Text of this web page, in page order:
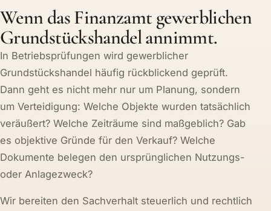
Wenn das Finanzamt gewerblichen
Grundstückshandel annimmt.
In Betriebsprüfungen wird gewerblicher
Grundstückshandel häufig rückblickend geprüft.
Dann geht es nicht mehr nur um Planung, sondern
um Verteidigung: Welche Objekte wurden tatsächlich
veräußert? Welche Zeiträume sind maßgeblich? Gab
es objektive Gründe für den Verkauf? Welche
Dokumente belegen den ursprünglichen Nutzungs-
oder Anlagezweck?
Wir bereiten den Sachverhalt steuerlich und rechtlich